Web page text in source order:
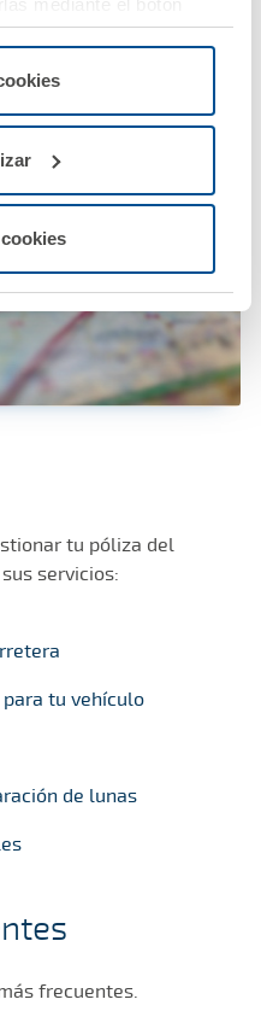
todas las cookies
permitir el acceso a los
por el usuario, o
“Personalizar".
más
tu póliza del
servicios:
tu vehículo
de lunas
frecuentes.